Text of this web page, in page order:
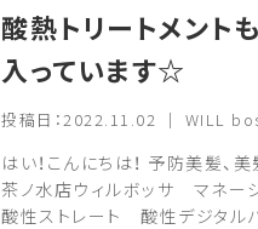
酸熱トリートメント
入っています☆
投稿日：2022.11.02 ｜ WILL
はい！こんにちは！ 予防美髪
茶ノ水店ウィルボッサ マネー
酸性ストレート 酸性デジタル